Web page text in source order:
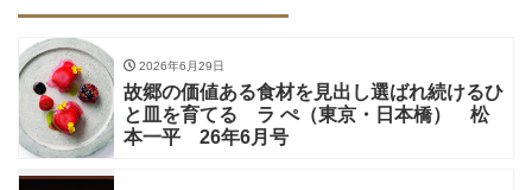
2026年6月29日
故郷の価値ある食材を見出し選ばれ続けるひ
と皿を育てる ラ ぺ（東京・日本橋） 松
本一平 26年6月号